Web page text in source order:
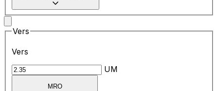
Vers
Vers
UM
MRO